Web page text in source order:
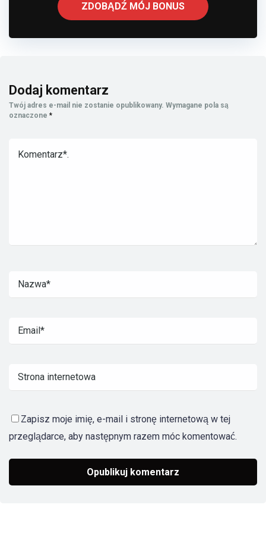
ZDOBĄDŹ MÓJ BONUS
Dodaj komentarz
Twój adres e-mail nie zostanie opublikowany. Wymagane pola są
oznaczone *
Zapisz moje imię, e-mail i stronę internetową w tej
przeglądarce, aby następnym razem móc komentować.